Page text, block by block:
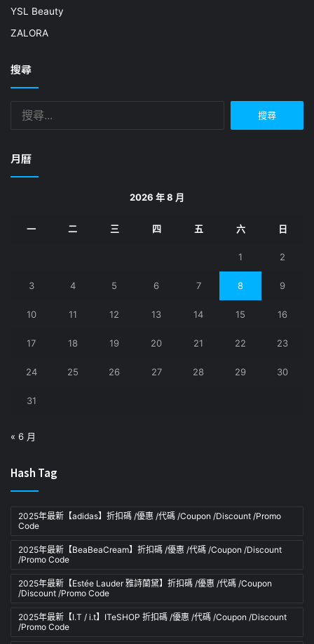
YSL Beauty
ZALORA
搜尋
月曆
2026 年 8 月
一 二 三 四 五 六 日
1 2
3 4 5 6 7 8 9
10 11 12 13 14 15 16
17 18 19 20 21 22 23
24 25 26 27 28 29 30
31
« 6 月
Hash Tag
2025年最新【adidas】折扣碼 /優惠 /代碼 /Coupon /Discount /Promo
Code
2025年最新【BeaBeaCream】折扣碼 /優惠 /代碼 /Coupon /Discount
/Promo Code
2025年最新【Estée Lauder 雅詩蘭黛】折扣碼 /優惠 /代碼 /Coupon
/Discount /Promo Code
2025年最新【I.T / i.t】ITeSHOP 折扣碼 /優惠 /代碼 /Coupon /Discount
/Promo Code